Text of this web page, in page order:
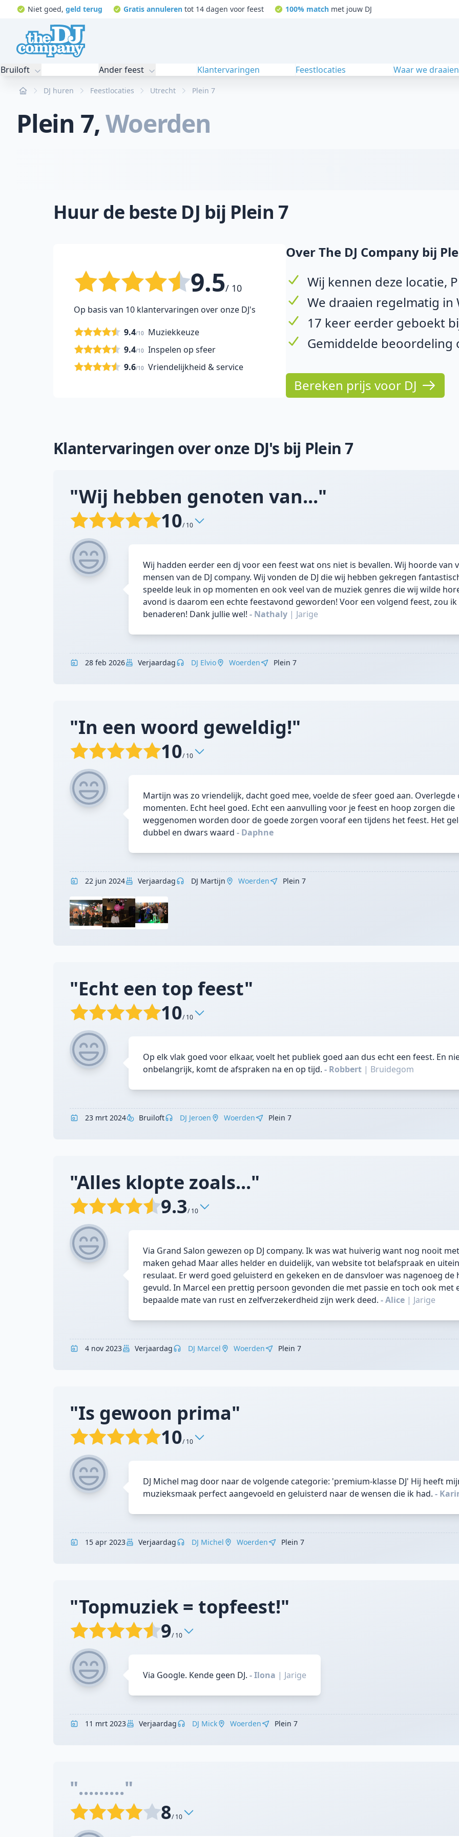
Niet goed, geld terug Gratis annuleren tot 14 dagen voor feest 100% matchmet jouw DJ
Bruiloft Ander feest Klantervaringen Feestlocaties Waar we draaien
Home DJ huren Feestlocaties Utrecht Plein 7
Plein 7,Woerden
Huur de beste DJ bij Plein 7
9.5/ 10
Op basis van 10 klantervaringen over onze DJ's
Muziekkeuze
9.4/10
Inspelen op sfeer
9.4/10
Vriendelijkheid & service
9.6/10
Over The DJ Company bij
Wij kennen deze locatie,
We draaien regelmatig in
17 keer eerder geboekt
Gemiddelde beoordeling
Bereken prijs voor DJ
Klantervaringen over onze DJ's bij Plein 7
"Wij hebben genoten van..."
10/ 10
Wij hadden eerder een dj voor een feest wat ons niet is bevallen. Wij hoorde van
mensen van de DJ company. Wij vonden de DJ die wij hebben gekregen
speelde leuk in op momenten en ook veel van de muziek genres die wij wilde
avond is daarom een echte feestavond geworden! Voor een volgend feest, zou
benaderen! Dank jullie wel! - Nathaly | Jarige
28 feb 2026 Verjaardag DJ Elvio Woerden Plein 7
"In een woord geweldig!"
10/ 10
Martijn was zo vriendelijk, dacht goed mee, voelde de sfeer goed aan. Overlegde
momenten. Echt heel goed. Echt een aanvulling voor je feest en hoop zorgen die
weggenomen worden door de goede zorgen vooraf een tijdens het feest. Het
dubbel en dwars waard - Daphne
22 jun 2024 Verjaardag DJ Martijn Woerden Plein 7
"Echt een top feest"
10/ 10
Op elk vlak goed voor elkaar, voelt het publiek goed aan dus echt een feest. En
onbelangrijk, komt de afspraken na en op tijd. - Robbert | Bruidegom
23 mrt 2024 Bruiloft DJ Jeroen Woerden Plein 7
"Alles klopte zoals..."
9.3/ 10
Via Grand Salon gewezen op DJ company. Ik was wat huiverig want nog nooit
maken gehad Maar alles helder en duidelijk, van website tot belafspraak en
resulaat. Er werd goed geluisterd en gekeken en de dansvloer was nagenoeg de
gevuld. In Marcel een prettig persoon gevonden die met passie en toch ook met
bepaalde mate van rust en zelfverzekerdheid zijn werk deed. - Alice | Jarige
4 nov 2023 Verjaardag DJ Marcel Woerden Plein 7
"Is gewoon prima"
10/ 10
DJ Michel mag door naar de volgende categorie: 'premium-klasse DJ' Hij heeft
muzieksmaak perfect aangevoeld en geluisterd naar de wensen die ik had. -
15 apr 2023 Verjaardag DJ Michel Woerden Plein 7
"Topmuziek = topfeest!"
9/ 10
Via Google. Kende geen DJ. - Ilona | Jarige
11 mrt 2023 Verjaardag DJ Mick Woerden Plein 7
"........."
8/ 10